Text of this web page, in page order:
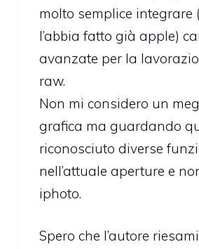
molto semplice integrare
l’abbia fatto già apple)
avanzate per la
raw.
Non mi considero un
grafica ma guardando
riconosciuto diverse
nell’attuale aperture e
iphoto.
Spero che l’autore